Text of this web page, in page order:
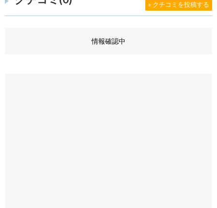
» クチコミを投稿する
情報確認中